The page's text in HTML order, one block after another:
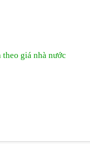
giá nhà nước